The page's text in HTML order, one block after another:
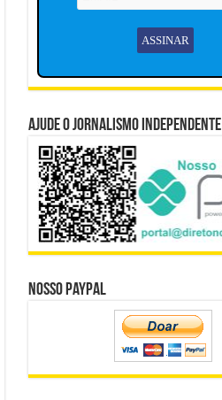
Ajude o Jornalismo Independente
Nosso Paypal